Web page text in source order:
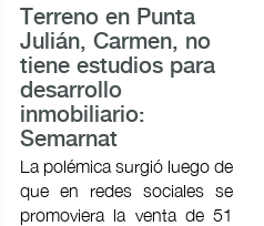
Terreno en Punta
Julián, Carmen, no
tiene estudios para
desarrollo
inmobiliario:
Semarnat
La polémica surgió luego de
que en redes sociales se
promoviera la venta de 51